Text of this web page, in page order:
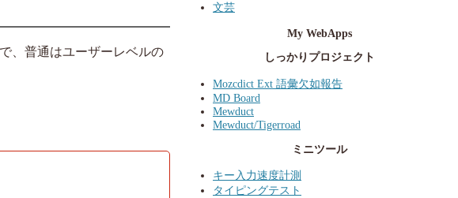
、普通はユーザーレベルの
文芸
My WebApps
しっかりプロジェクト
Mozcdict Ext 語彙欠如報告
MD Board
Mewduct
Mewduct/Tigerroad
ミニツール
キー入力速度計測
タイピングテスト